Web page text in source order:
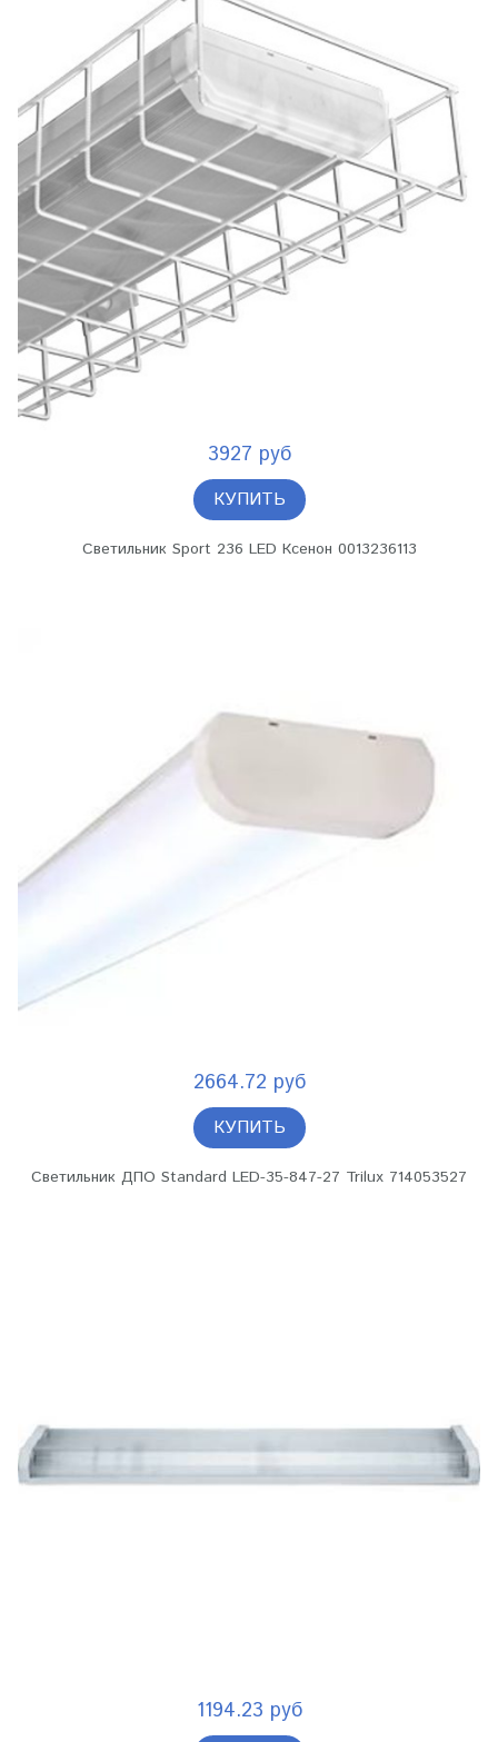
3927 руб
КУПИТЬ
Светильник Sport 236 LED Ксенон 0013236113
2664.72 руб
КУПИТЬ
Светильник ДПО Standard LED-35-847-27 Trilux 714053527
1194.23 руб